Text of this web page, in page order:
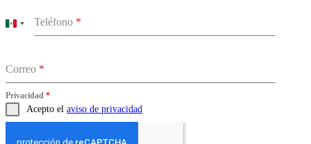
Teléfono *
Mexico
Correo *
Privacidad *
Acepto el aviso de privacidad